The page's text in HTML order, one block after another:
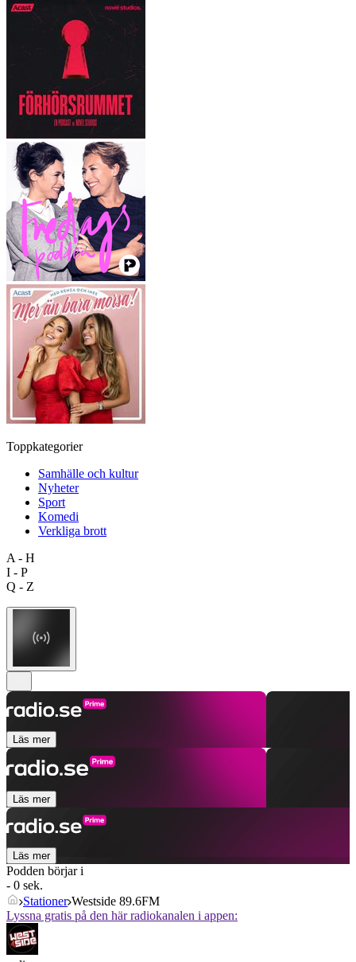
Toppkategorier
Samhälle och kultur
Nyheter
Sport
Komedi
Verkliga brott
A - H
I - P
Q - Z
Läs mer
Läs mer
Läs mer
Podden börjar i
- 0 sek.
Stationer Westside 89.6FM
Lyssna gratis på den här radiokanalen i appen: